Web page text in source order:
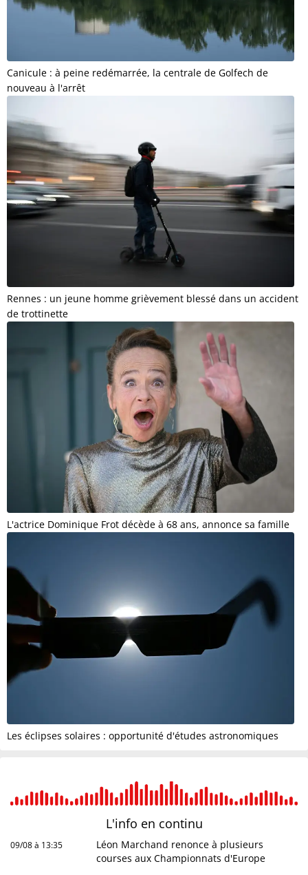
Canicule : à peine redémarrée, la centrale de Golfech de
nouveau à l'arrêt
Rennes : un jeune homme grièvement blessé dans un accident
de trottinette
L'actrice Dominique Frot décède à 68 ans, annonce sa famille
Les éclipses solaires : opportunité d'études astronomiques
L'info en continu
09/08 à 13:35
Léon Marchand renonce à plusieurs
courses aux Championnats d'Europe